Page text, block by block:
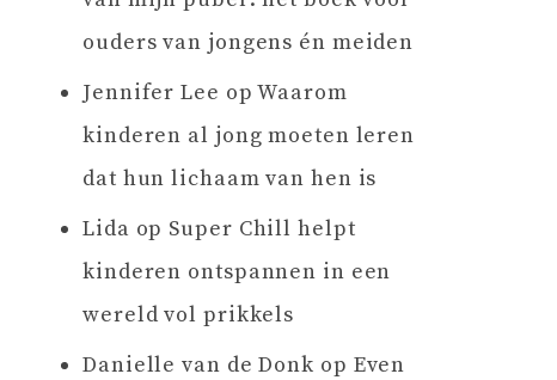
ouders van jongens én meiden
Jennifer Lee opWaarom
kinderen al jong moeten leren
dat hun lichaam van hen is
Lida op Super Chill helpt
kinderen ontspannen in een
wereld vol prikkels
Danielle van de Donk op Even